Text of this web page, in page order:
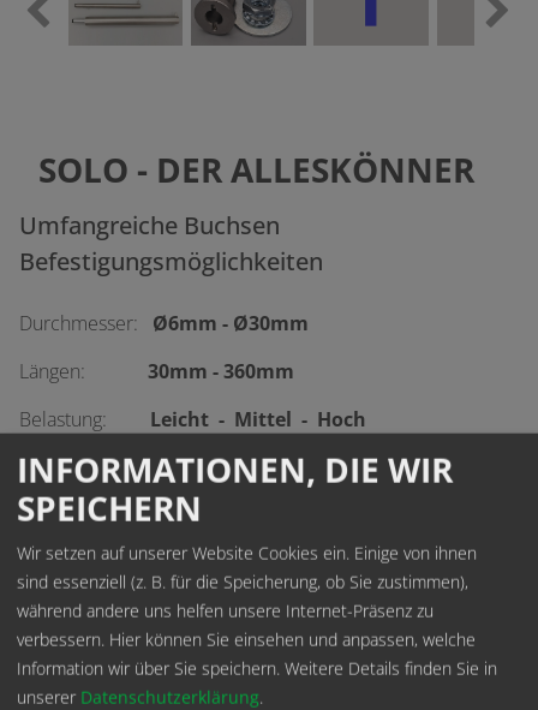
SOLO - DER ALLESKÖNNER
Umfangreiche Buchsen
Befestigungsmöglichkeiten
Durchmesser: Ø6mm - Ø30mm
Längen: 30mm - 360mm
Belastung: Leicht - Mittel - Hoch
1235658556
Durchmesser
Länge
INFORMATIONEN, DIE WIR
SPEICHERN
Wir setzen auf unserer Website Cookies ein. Einige von ihnen
sind essenziell (z. B. für die Speicherung, ob Sie zustimmen),
während andere uns helfen unsere Internet-Präsenz zu
verbessern. Hier können Sie einsehen und anpassen, welche
Information wir über Sie speichern. Weitere Details finden Sie in
unserer Datenschutzerklärung.